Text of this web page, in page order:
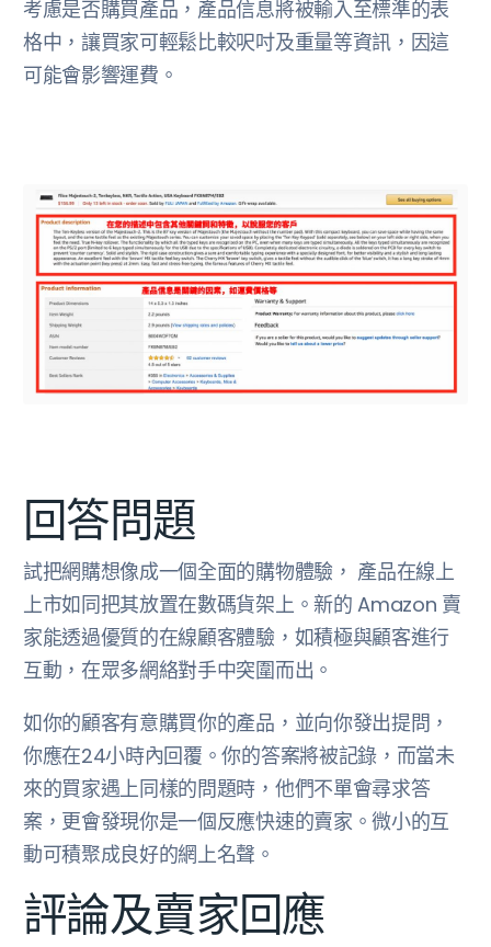
考慮是否購買產品，產品信息將被輸入至標準的表
格中，讓買家可輕鬆比較呎吋及重量等資訊，因這
可能會影響運費。
回答問題
試把網購想像成一個全面的購物體驗， 產品在線上
上市如同把其放置在數碼貨架上。新的 Amazon 賣
家能透過優質的在線顧客體驗，如積極與顧客進行
互動，在眾多網絡對手中突圍而出。
如你的顧客有意購買你的產品，並向你發出提問，
你應在24小時內回覆。你的答案將被記錄，而當未
來的買家遇上同樣的問題時，他們不單會尋求答
案，更會發現你是一個反應快速的賣家。微小的互
動可積聚成良好的網上名聲。
評論及賣家回應